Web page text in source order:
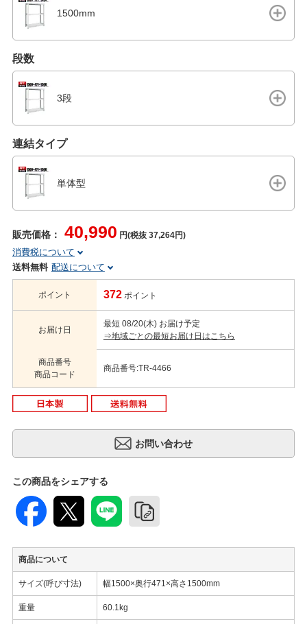
1500mm
段数
3段
連結タイプ
単体型
販売価格： 40,990 円(税抜 37,264円)
消費税について
送料無料 配送について
ポイント 372 ポイント
お届け日
最短 08/20(木) お届け予定
⇒地域ごとの最短お届け日はこちら
商品番号
商品コード
商品番号:TR-4466
この商品をシェアする
商品について
サイズ(呼び寸法) 幅1500×奥行471×高さ1500mm
重量 60.1kg